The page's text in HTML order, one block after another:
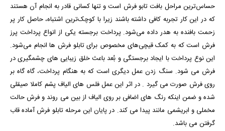
حساس‌ترین مراحل بافت تابو فرش است و تنها کسانی قادر به انجام آن هستند
که در این کار تجربه کافی داشته باشند زیرا با کوچک‌ترین اشتباه، حاصل کار پر
زحمت بافنده به هدر داده می‌شود. پرداخت برجسته یکی از انواع پرداخت پرز
فرش است که به کمک قیچی‌های مخصوص برای تابلو فرش‌ ها انجام می‌شود.
این نوع پرداخت با ایجاد برجستگی و بُعد باعث خلق زیبایی ‌های چشمگیری در
فرش می ‌شود. سنگ زدن عمل دیگری است که به هنگام پرداخت، گاه گاه بر
روی فرش صورت می ‌گیرد . در اثر این عمل فلس ‌های الیاف پشم کاملا صیقلی
شده و ضمن اینکه رنگ‌ های اضافی بر روی الیاف از بین می ‌روند و فرش حالت
مخملی و ابریشمی مانند پیدا می ‌کند. در پایان این مرحله تابلو فرش آماده قاب
گرفتن می باشد.